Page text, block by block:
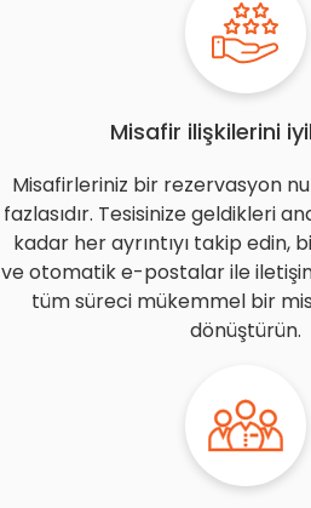
Misafir ilişkilerini
Misafirleriniz bir rezervasyon
fazlasıdır. Tesisinize geldikleri
kadar her ayrıntıyı takip edin,
ve otomatik e-postalar ile
tüm süreci mükemmel bir
dönüştürün.